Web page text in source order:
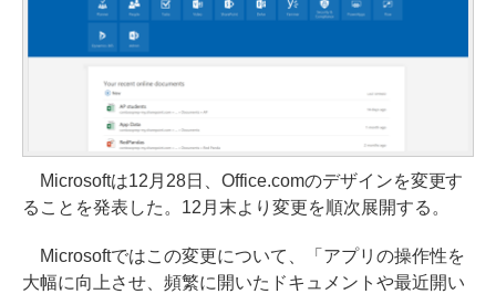
Microsoftは12月28日、Office.comのデザインを変更す
ることを発表した。12月末より変更を順次展開する。
Microsoftではこの変更について、「アプリの操作性を
大幅に向上させ、頻繁に開いたドキュメントや最近開い